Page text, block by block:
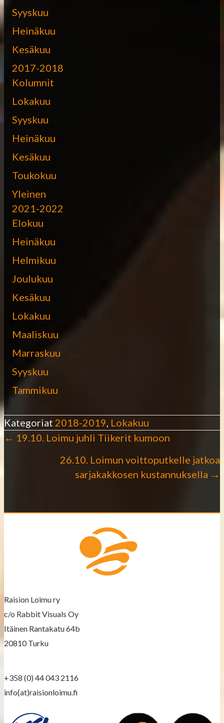
Syyskuu
Heinäkuu
Kesäkuu
2017-2018
Kolumnit
Lokakuu
Syyskuu
Heinäkuu
Kesäkuu
Toukokuu
Yleinen
2021-2022
Elokuu
Heinäkuu
Helmikuu
Joulukuu
Kesäkuu
Lokakuu
Maaliskuu
Marraskuu
Syyskuu
Tammikuu
Kategoriat 2018-2019 Lokakuu
t
v
i
g
t
← 19.10. Loimu juhli Tiikerit kumoon
26.10. Loimun voittoputkelle jatkoa
sarjakakkosen kustannuksella →
Raision Loimu ry
c/o Rabbit Visuals Oy
Itäinen Rantakatu 64b
20810 Turku
+358 (0) 44 043 2116
info(at)raisionloimu.fi